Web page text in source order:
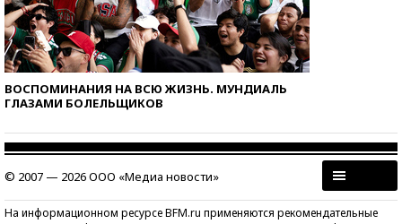
ВОСПОМИНАНИЯ НА ВСЮ ЖИЗНЬ. МУНДИАЛЬ
ГЛАЗАМИ БОЛЕЛЬЩИКОВ
© 2007 — 2026 ООО «Медиа новости»
На информационном ресурсе BFM.ru применяются рекомендательные